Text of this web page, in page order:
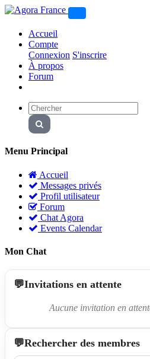
Accueil
Compte
Connexion S'inscrire
À propos
Forum
Menu Principal
Accueil
Messages privés
Profil utilisateur
Forum
Chat Agora
Events Calendar
Mon Chat
Invitations en attente
Aucune invitation en
Rechercher des membres